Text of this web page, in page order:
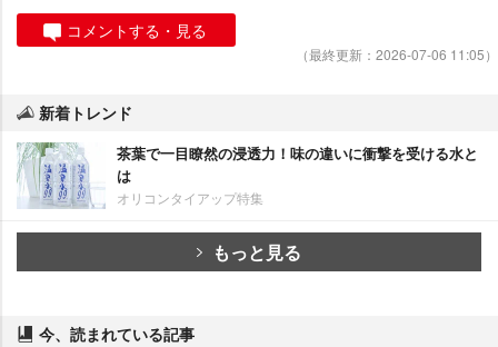
コメントする・見る
（最終更新：2026-07-06 11:05）
新着トレンド
茶葉で一目瞭然の浸透力！味の違いに衝撃を受ける水と
は
オリコンタイアップ特集
もっと見る
今、読まれている記事